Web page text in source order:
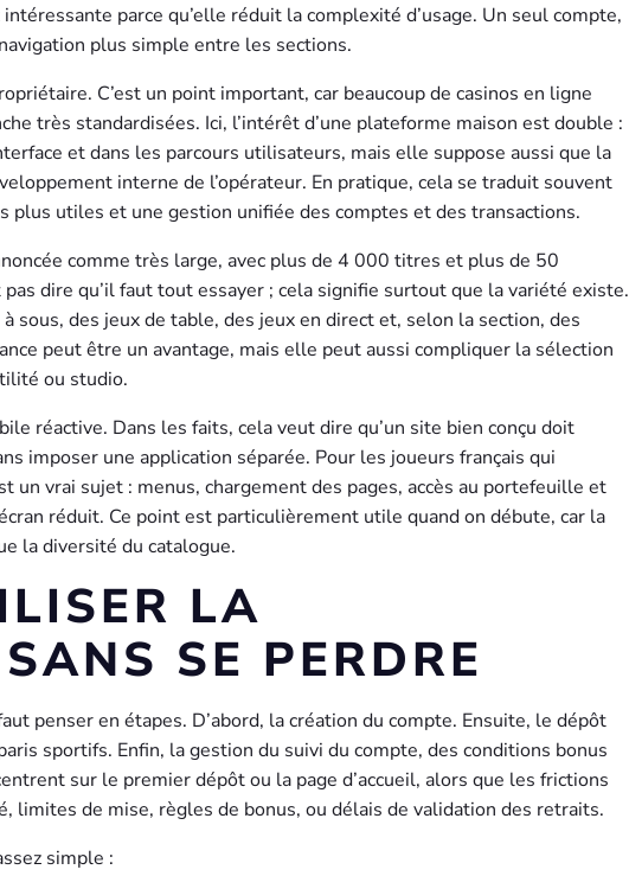
parce qu’elle réduit la complexité d’usage. Un seul compte,
plus simple entre les sections.
C’est un point important, car beaucoup de casinos en ligne
très standardisées. Ici, l’intérêt d’une plateforme maison est double :
et dans les parcours utilisateurs, mais elle suppose aussi que la
interne de l’opérateur. En pratique, cela se traduit souvent
plus utiles et une gestion unifiée des comptes et des transactions.
comme très large, avec plus de 4 000 titres et plus de 50
dire qu’il faut tout essayer ; cela signifie surtout que la variété existe.
sous, des jeux de table, des jeux en direct et, selon la section, des
peut être un avantage, mais elle peut aussi compliquer la sélection
ou studio.
réactive. Dans les faits, cela veut dire qu’un site bien conçu doit
imposer une application séparée. Pour les joueurs français qui
un vrai sujet : menus, chargement des pages, accès au portefeuille et
réduit. Ce point est particulièrement utile quand on débute, car la
la diversité du catalogue.
LA
SE PERDRE
penser en étapes. D’abord, la création du compte. Ensuite, le dépôt
sportifs. Enfin, la gestion du suivi du compte, des conditions bonus
sur le premier dépôt ou la page d’accueil, alors que les frictions
limites de mise, règles de bonus, ou délais de validation des retraits.
simple :